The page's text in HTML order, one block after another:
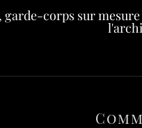
garde-corps sur